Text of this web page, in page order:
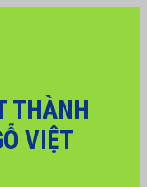
THÀNH
VIỆT
trợ